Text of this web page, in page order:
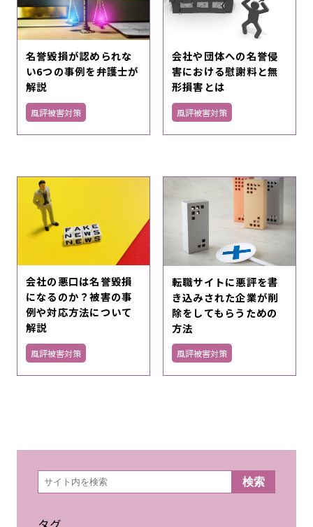
名誉毀損が認められな
い6つの事例を弁護士が
解説
風評被害対策
会社や団体への名誉侵
害における慰謝料と無
形損害とは
風評被害対策
会社の悪口は名誉毀損
になるのか？被害の事
例や対応方法について
解説
風評被害対策
転職サイトに悪評を書
き込みされた企業が削
除をしてもらうための
方法
風評被害対策
検
索 検索